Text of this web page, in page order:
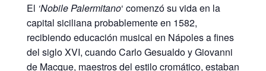
El ‘Nobile Palermitano‘ comenzó su vida en la
capital siciliana probablemente en 1582,
recibiendo educación musical en Nápoles a fines
del siglo XVI, cuando Carlo Gesualdo y Giovanni
de Macque, maestros del estilo cromático, estaban